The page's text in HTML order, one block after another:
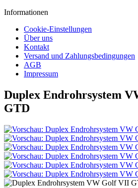
Informationen
Cookie-Einstellungen
Über uns
Kontakt
Versand und Zahlungsbedingungen
AGB
Impressum
Duplex Endrohrsystem
GTD